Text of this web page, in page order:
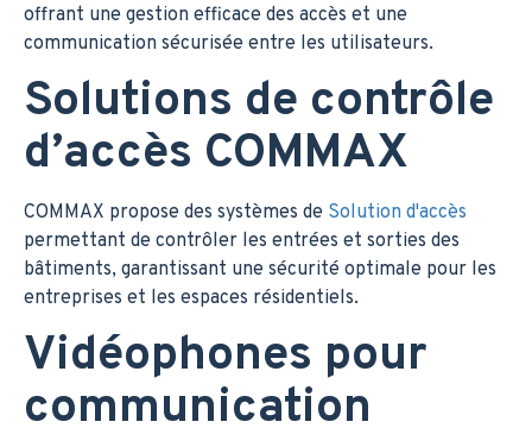
offrant une gestion efficace des accès et une
communication sécurisée entre les utilisateurs.
Solutions de contrôle
d’accès COMMAX
COMMAX propose des systèmes de Solution d'accès
permettant de contrôler les entrées et sorties des
bâtiments, garantissant une sécurité optimale pour les
entreprises et les espaces résidentiels.
Vidéophones pour
communication